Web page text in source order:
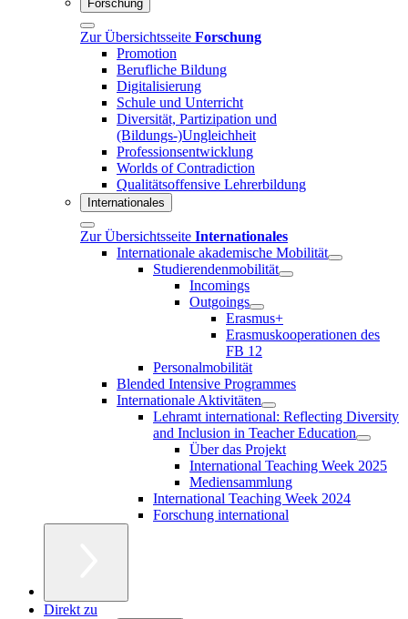
Forschung
Zur Übersichtsseite Forschung
Promotion
Berufliche Bildung
Digitalisierung
Schule und Unterricht
Diversität, Partizipation und
(Bildungs-)Ungleichheit
Professionsentwicklung
Worlds of Contradiction
Qualitätsoffensive Lehrerbildung
Internationales
Zur Übersichtsseite Internationales
Internationale akademische Mobilität
Studierendenmobilität
Incomings
Outgoings
Erasmus+
Erasmuskooperationen des
FB 12
Personalmobilität
Blended Intensive Programmes
Internationale Aktivitäten
Lehramt international: Reflecting Diversity
and Inclusion in Teacher Education
Über das Projekt
International Teaching Week 2025
Mediensammlung
International Teaching Week 2024
Forschung international
Direkt zu